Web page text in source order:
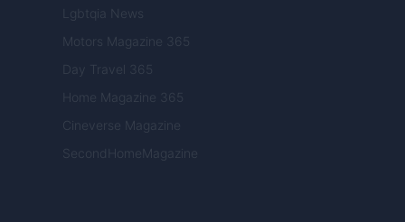
Lgbtqia News
Motors Magazine 365
Day Travel 365
Home Magazine 365
Cineverse Magazine
SecondHomeMagazine